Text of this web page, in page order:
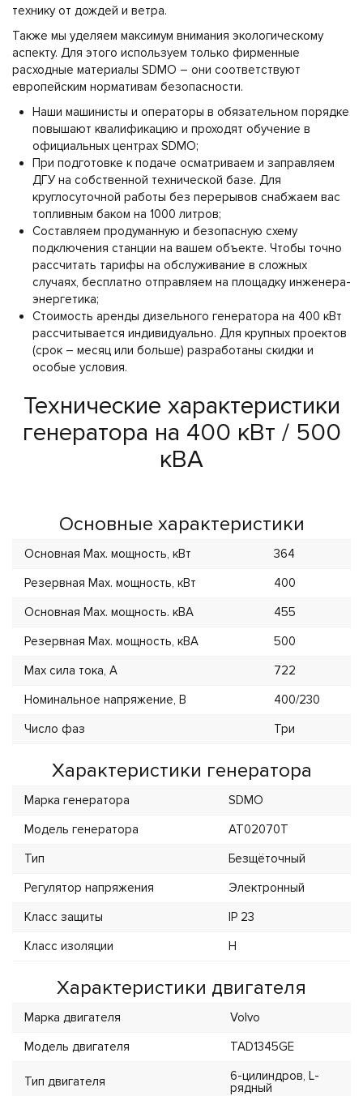
технику от дождей и ветра.
Также мы уделяем максимум внимания экологическому
аспекту. Для этого используем только фирменные
расходные материалы SDMO – они соответствуют
европейским нормативам безопасности.
Наши машинисты и операторы в обязательном порядке
повышают квалификацию и проходят обучение в
официальных центрах SDMO;
При подготовке к подаче осматриваем и заправляем
ДГУ на собственной технической базе. Для
круглосуточной работы без перерывов снабжаем вас
топливным баком на 1000 литров;
Составляем продуманную и безопасную схему
подключения станции на вашем объекте. Чтобы точно
рассчитать тарифы на обслуживание в сложных
случаях, бесплатно отправляем на площадку инженера-
энергетика;
Стоимость аренды дизельного генератора на 400 кВт
рассчитывается индивидуально. Для крупных проектов
(срок – месяц или больше) разработаны скидки и
особые условия.
Технические характеристики
генератора на 400 кВт / 500
кВА
Основные характеристики
Основная Max. мощность, кВт
364
Резервная Max. мощность, кВт
400
Основная Max. мощность. кВА
455
Резервная Max. мощность, кВА
500
Max сила тока, А
722
Номинальное напряжение, В
400/230
Число фаз
Три
Характеристики генератора
Марка генератора
SDMO
Модель генератора
AT02070T
Тип
Безщёточный
Регулятор напряжения
Электронный
Класс защиты
IP 23
Класс изоляции
H
Характеристики двигателя
Марка двигателя
Volvo
Модель двигателя
TAD1345GE
Тип двигателя
6-цилиндров, L-
рядный